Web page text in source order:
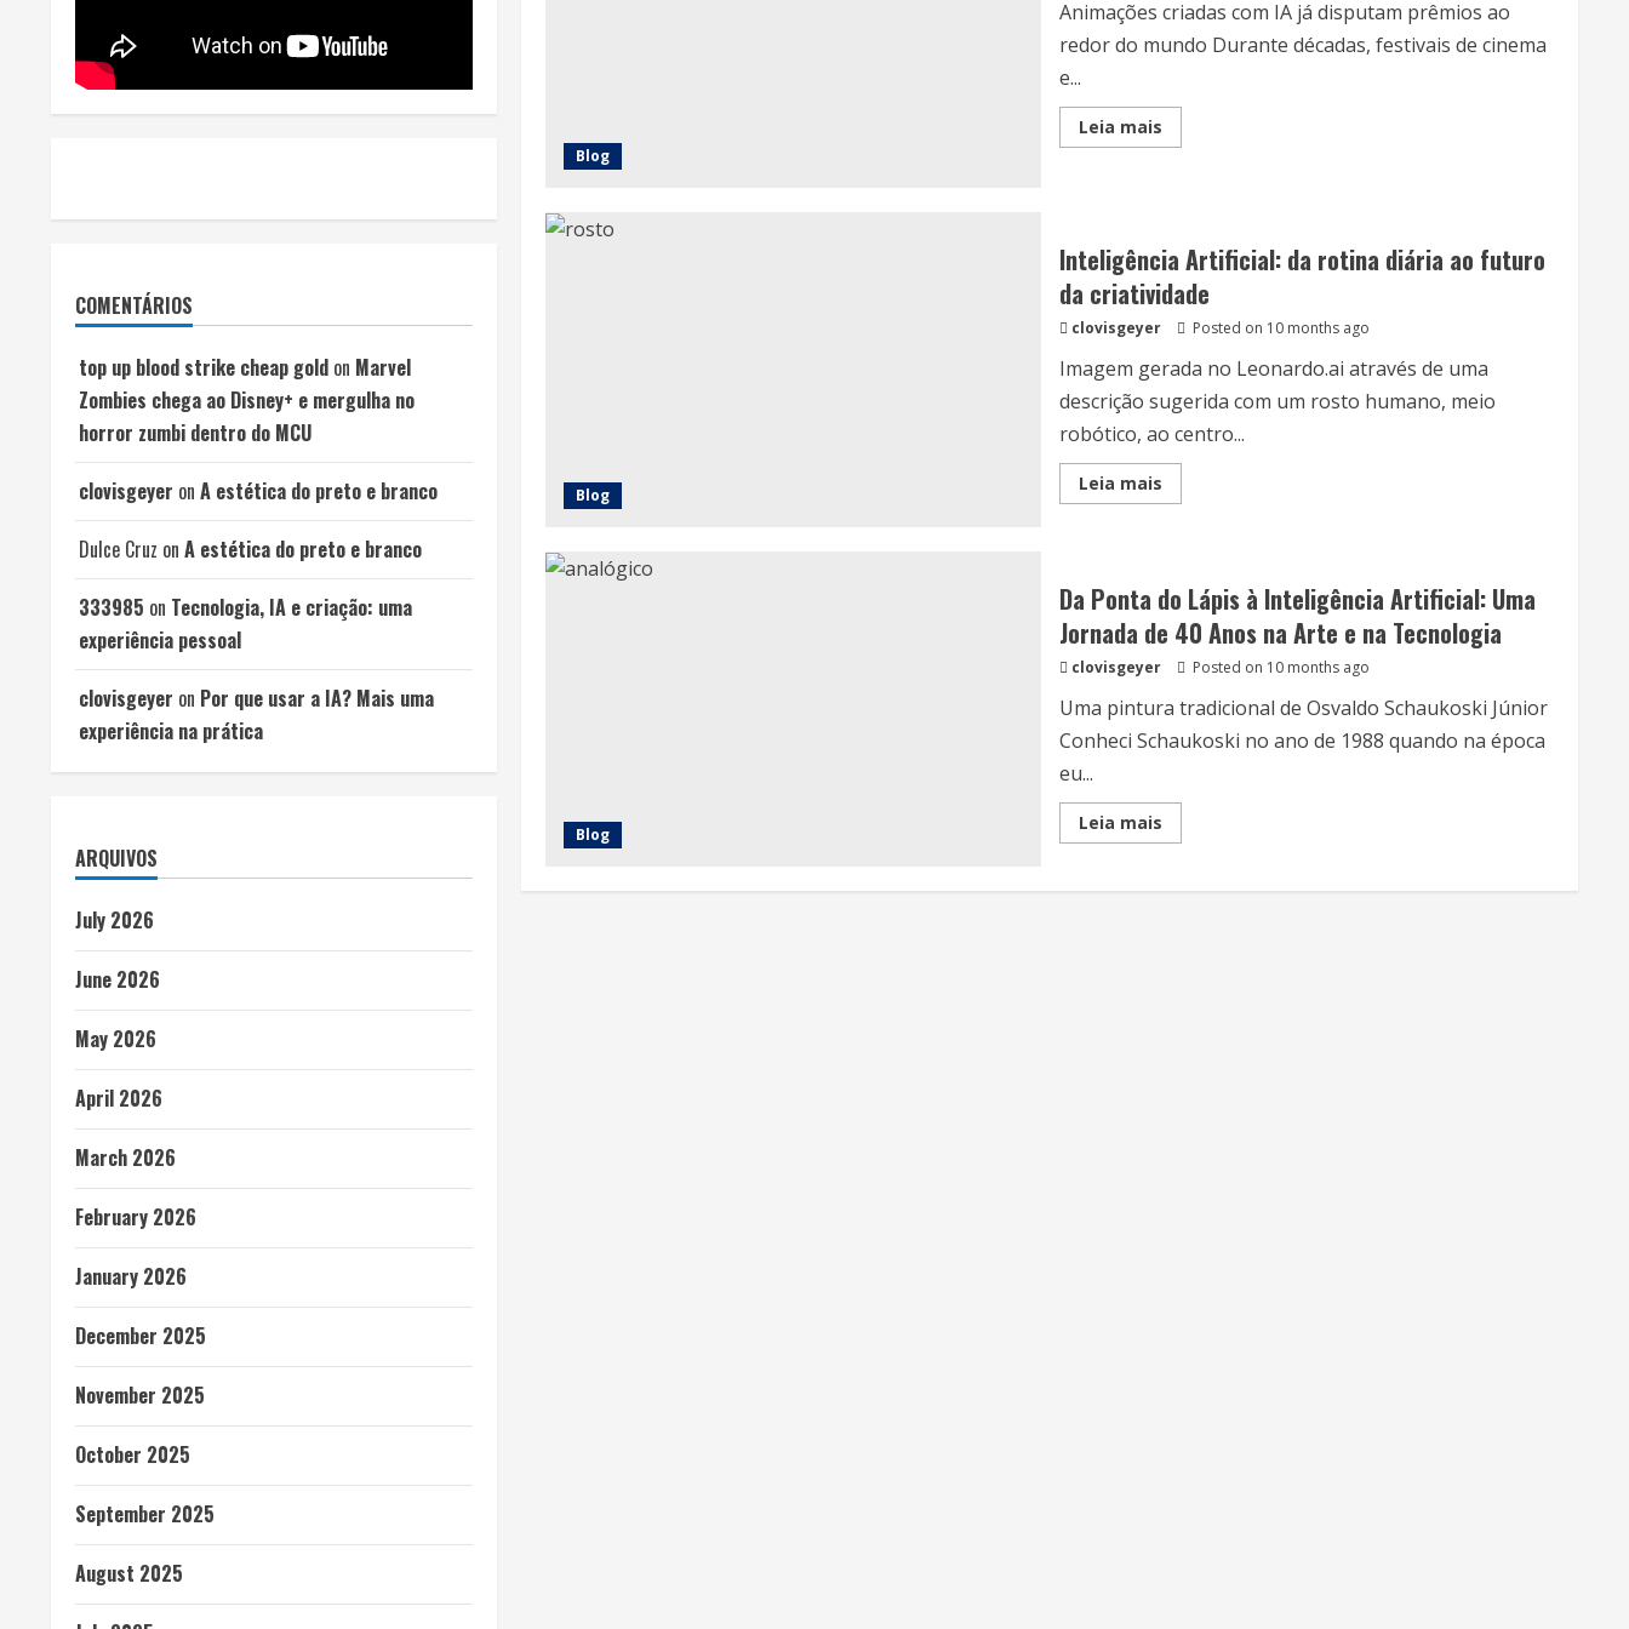
Blog
Animações criadas com IA já disputam prêmios ao
redor do mundo Durante décadas, festivais de cinema
e...
Leia maisRead
more
Festivais
Blog
Inteligência Artificial: da rotina diária ao futuro
da criatividade
clovisgeyer Posted on 10 months ago
Imagem gerada no Leonardo.ai através de uma
descrição sugerida com um rosto humano, meio
robótico, ao centro...
Leia maisRead
more
diária
ao
futuro
da
criatividade
Blog
Da Ponta do Lápis à Inteligência Artificial: Uma
Jornada de 40 Anos na Arte e na Tecnologia
clovisgeyer Posted on 10 months ago
Uma pintura tradicional de Osvaldo Schaukoski Júnior
Conheci Schaukoski no ano de 1988 quando na época
eu...
Leia maisRead
more
Ponta
COMENTÁRIOS
top up blood strike cheap gold on Marvel
Zombies chega ao Disney+ e mergulha no
horror zumbi dentro do MCU
clovisgeyer on A estética do preto e branco
Dulce Cruz on A estética do preto e branco
333985 on Tecnologia, IA e criação: uma
experiência pessoal
clovisgeyer on Por que usar a IA? Mais uma
experiência na prática
ARQUIVOS
July 2026
June 2026
May 2026
April 2026
March 2026
February 2026
January 2026
December 2025
November 2025
October 2025
September 2025
August 2025